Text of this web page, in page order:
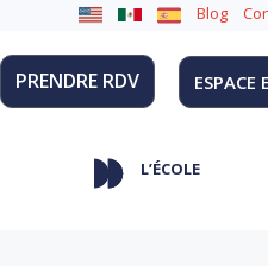
Blog
PRENDRE RDV ESPACE
L’ÉCOLE